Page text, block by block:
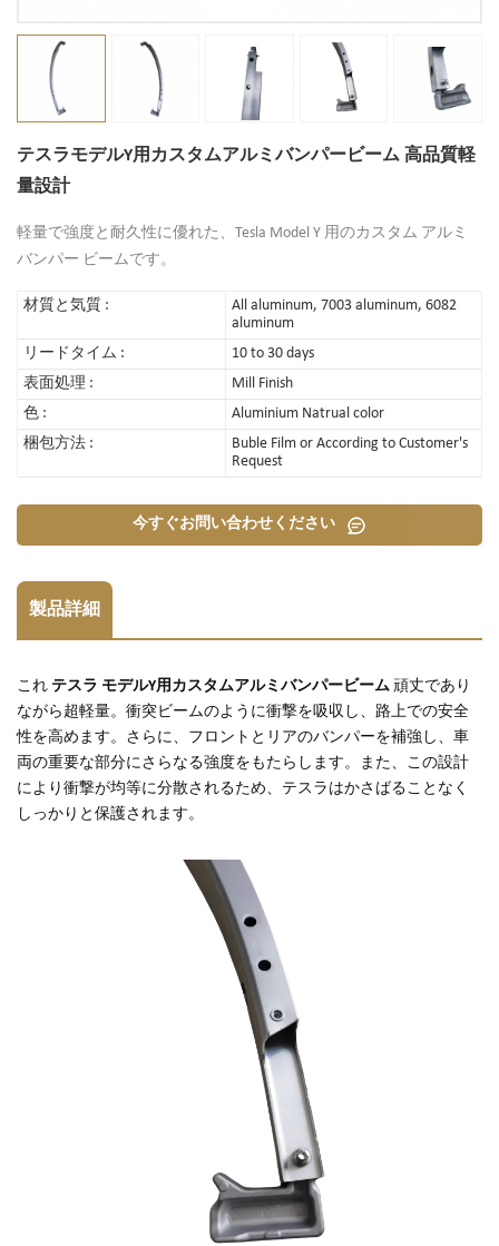
テスラモデルY用カスタムアルミバンパービーム 高品質軽
量設計
軽量で強度と耐久性に優れた、Tesla Model Y 用のカスタム アルミ
バンパー ビームです。
材質と気質 :
All aluminum, 7003 aluminum, 6082
aluminum
リードタイム :
10 to 30 days
表面処理 :
Mill Finish
色 :
Aluminium Natrual color
梱包方法 :
Buble Film or According to Customer's
Request
今すぐお問い合わせください
製品詳細
これ テスラ モデルY用カスタムアルミバンパービーム 頑丈であり
ながら超軽量。衝突ビームのように衝撃を吸収し、路上での安全
性を高めます。さらに、フロントとリアのバンパーを補強し、車
両の重要な部分にさらなる強度をもたらします。また、この設計
により衝撃が均等に分散されるため、テスラはかさばることなく
しっかりと保護されます。